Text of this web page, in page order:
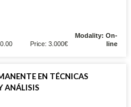
Price: 3.000€
Modality: On-
line
EN TÉCNICAS
ANÁLISIS